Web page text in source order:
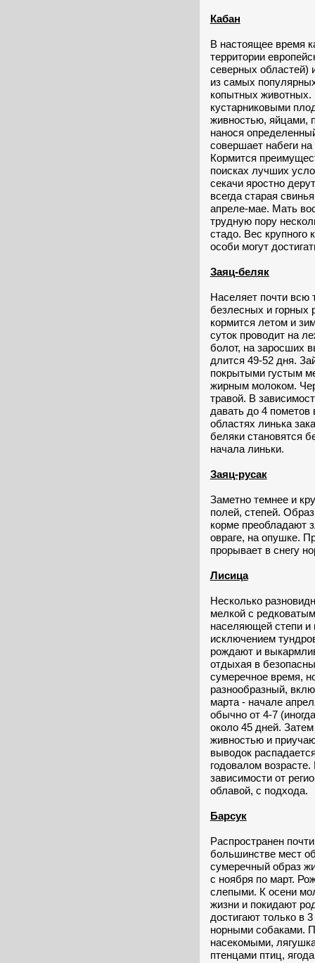
Кабан
В настоящее время
территории
северных областей)
из самых
копытных животных.
кустарниковыми
живностью, яйцами,
нанося
совершает набеги
Кормится
поисках лучших
секачи яростно
всегда старая
апреле-мае. Мать
трудную пору
стадо. Вес крупного
особи могут
Заяц-беляк
Населяет почти всю
безлесных и горных
кормится летом и
суток проводит на
болот, на заросших
длится 49-52 дня.
покрытыми густым
жирным молоком.
травой. В
давать до 4
областях линька
беляки становятся
начала линьки.
Заяц-русак
Заметно темнее и
полей, степей.
корме преобладают
овраге, на опушке.
прорывает в снегу
Лисица
Несколько
мелкой с
населяющей степи и
исключением
рождают и
отдыхая в
сумеречное время,
разнообразный,
марта - начале
обычно от 4-7
около 45 дней.
живностью и
выводок
годовалом
зависимости от
облавой, с подхода.
Барсук
Распространен
большинстве мест
сумеречный образ
с ноября по март.
слепыми. К осени
жизни и покидают
достигают только в
норными собаками.
насекомыми,
птенцами птиц,